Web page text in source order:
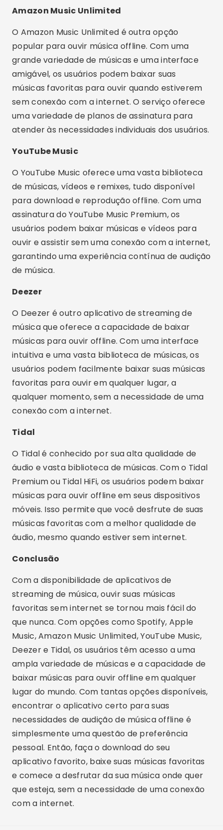
Amazon Music Unlimited
O Amazon Music Unlimited é outra opção
popular para ouvir música offline. Com uma
grande variedade de músicas e uma interface
amigável, os usuários podem baixar suas
músicas favoritas para ouvir quando estiverem
sem conexão com a internet. O serviço oferece
uma variedade de planos de assinatura para
atender às necessidades individuais dos usuários.
YouTube Music
O YouTube Music oferece uma vasta biblioteca
de músicas, vídeos e remixes, tudo disponível
para download e reprodução offline. Com uma
assinatura do YouTube Music Premium, os
usuários podem baixar músicas e vídeos para
ouvir e assistir sem uma conexão com a internet,
garantindo uma experiência contínua de audição
de música.
Deezer
O Deezer é outro aplicativo de streaming de
música que oferece a capacidade de baixar
músicas para ouvir offline. Com uma interface
intuitiva e uma vasta biblioteca de músicas, os
usuários podem facilmente baixar suas músicas
favoritas para ouvir em qualquer lugar, a
qualquer momento, sem a necessidade de uma
conexão com a internet.
Tidal
O Tidal é conhecido por sua alta qualidade de
áudio e vasta biblioteca de músicas. Com o Tidal
Premium ou Tidal HiFi, os usuários podem baixar
músicas para ouvir offline em seus dispositivos
móveis. Isso permite que você desfrute de suas
músicas favoritas com a melhor qualidade de
áudio, mesmo quando estiver sem internet.
Conclusão
Com a disponibilidade de aplicativos de
streaming de música, ouvir suas músicas
favoritas sem internet se tornou mais fácil do
que nunca. Com opções como Spotify, Apple
Music, Amazon Music Unlimited, YouTube Music,
Deezer e Tidal, os usuários têm acesso a uma
ampla variedade de músicas e a capacidade de
baixar músicas para ouvir offline em qualquer
lugar do mundo. Com tantas opções disponíveis,
encontrar o aplicativo certo para suas
necessidades de audição de música offline é
simplesmente uma questão de preferência
pessoal. Então, faça o download do seu
aplicativo favorito, baixe suas músicas favoritas
e comece a desfrutar da sua música onde quer
que esteja, sem a necessidade de uma conexão
com a internet.